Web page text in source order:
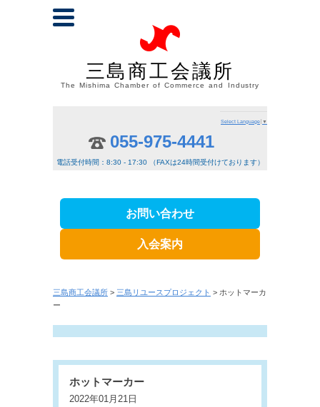
三島商工会議所
The Mishima Chamber of Commerce and Industry
Select Language ▼
055-975-4441
電話受付時間：8:30 - 17:30 （FAXは24時間受付けております）
お問い合わせ
入会案内
三島商工会議所 > 三島リユースプロジェクト > ホットマーカ
ー
ホットマーカー
2022年01月21日